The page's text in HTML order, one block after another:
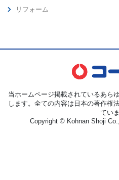
リフォーム
当ホームページ掲載されているあら
します。全ての内容は日本の著作権
てい
Copyright © Kohnan Shoji